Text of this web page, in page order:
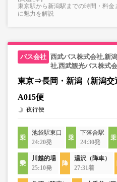
東京駅から新潟駅までの時間・料金
に魅力を解説
西武バス株式会社,新
社,西武観光バス株式
東京⇒長岡・新潟（新潟交
A015便
夜行便
池袋駅東口
24:20発
下落合駅
24:30発
川越的場
25:10発
湯沢（降車）
27:31着